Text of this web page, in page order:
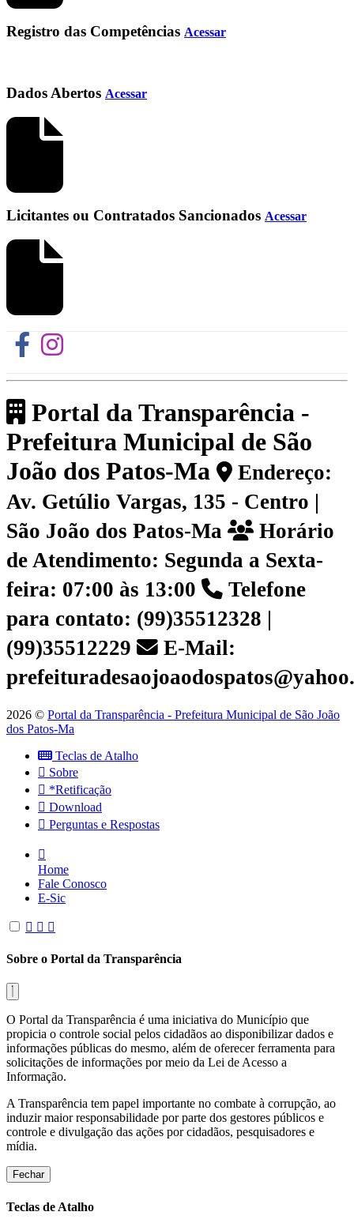
Registro das Competências Acessar
Dados Abertos Acessar
Licitantes ou Contratados Sancionados Acessar
Portal da Transparência -
Prefeitura Municipal de São
João dos Patos-Ma
Endereço:
Av. Getúlio Vargas, 135 - Centro |
São João dos Patos-Ma
Horário
de Atendimento: Segunda a Sexta-
feira: 07:00 às 13:00
Telefone
para contato: (99)35512328 |
(99)35512229
E-Mail:
2026 © Portal da Transparência - Prefeitura Municipal de São João
dos Patos-Ma
Teclas de Atalho
Sobre
*Retificação
Download
Perguntas e Respostas
Home
Fale Conosco
E-Sic
Sobre o Portal da Transparência
O Portal da Transparência é uma iniciativa do Município que
propicia o controle social pelos cidadãos ao disponibilizar dados e
informações públicas do mesmo, além de oferecer ferramenta para
solicitações de informações por meio da Lei de Acesso a
Informação.
A Transparência tem papel importante no combate à corrupção, ao
induzir maior responsabilidade por parte dos gestores públicos e
controle e divulgação das ações por cidadãos, pesquisadores e
mídia.
Fechar
Teclas de Atalho